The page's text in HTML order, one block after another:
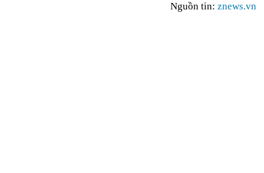
Nguồn tin: znews.vn